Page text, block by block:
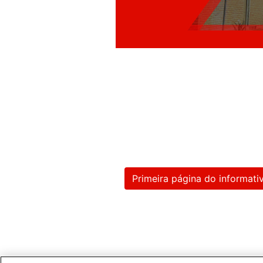
Primeira página do